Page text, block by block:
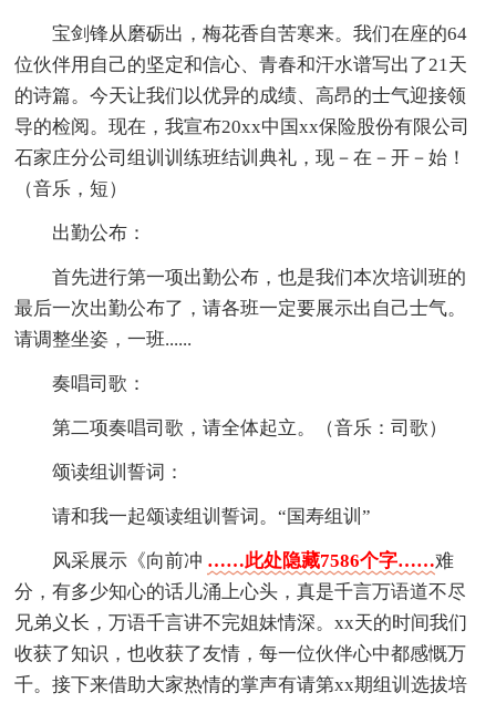
宝剑锋从磨砺出，梅花香自苦寒来。我们在座的64
位伙伴用自己的坚定和信心、青春和汗水谱写出了21天
的诗篇。今天让我们以优异的成绩、高昂的士气迎接领
导的检阅。现在，我宣布20xx中国xx保险股份有限公司
石家庄分公司组训训练班结训典礼，现－在－开－始！
（音乐，短）
出勤公布：
首先进行第一项出勤公布，也是我们本次培训班的
最后一次出勤公布了，请各班一定要展示出自己士气。
请调整坐姿，一班......
奏唱司歌：
第二项奏唱司歌，请全体起立。（音乐：司歌）
颂读组训誓词：
请和我一起颂读组训誓词。“国寿组训”
风采展示《向前冲 ……此处隐藏7586个字……难
分，有多少知心的话儿涌上心头，真是千言万语道不尽
兄弟义长，万语千言讲不完姐妹情深。xx天的时间我们
收获了知识，也收获了友情，每一位伙伴心中都感慨万
千。接下来借助大家热情的掌声有请第xx期组训选拔培